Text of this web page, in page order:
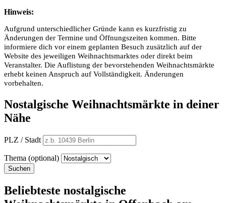
Hinweis:
Aufgrund unterschiedlicher Gründe kann es kurzfristig zu
Änderungen der Termine und Öffnungszeiten kommen. Bitte
informiere dich vor einem geplanten Besuch zusätzlich auf der
Website des jeweiligen Weihnachtsmarktes oder direkt beim
Veranstalter. Die Auflistung der bevorstehenden Weihnachtsmärkte
erhebt keinen Anspruch auf Vollständigkeit. Änderungen
vorbehalten.
Nostalgische Weihnachtsmärkte in deiner
Nähe
PLZ / Stadt
Thema (optional)
Suchen
Beliebteste nostalgische